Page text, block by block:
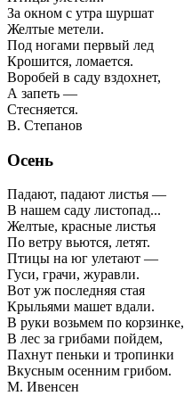
За окном с утра шуршат
Желтые метели.
Под ногами первый лед
Крошится, ломается.
Воробей в саду вздохнет,
А запеть —
Стесняется.
В. Степанов
Осень
Падают, падают листья —
В нашем саду листопад...
Желтые, красные листья
По ветру вьются, летят.
Птицы на юг улетают —
Гуси, грачи, журавли.
Вот уж последняя стая
Крыльями машет вдали.
В руки возьмем по корзинке,
В лес за грибами пойдем,
Пахнут пеньки и тропинки
Вкусным осенним грибом.
М. Ивенсен